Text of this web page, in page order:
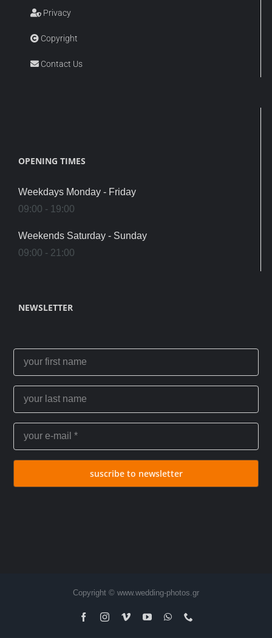
Privacy
Copyright
Contact Us
OPENING TIMES
Weekdays Monday - Friday
09:00 - 19:00
Weekends Saturday - Sunday
09:00 - 21:00
NEWSLETTER
suscribe to newsletter
Copyright © www.wedding-photos.gr
FacebookInstagram
VimeoYouTubeWhatsApp